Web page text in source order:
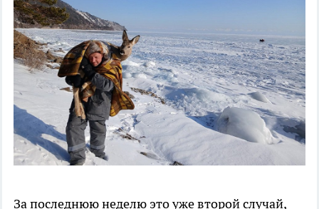
За последнюю неделю это уже второй случай,